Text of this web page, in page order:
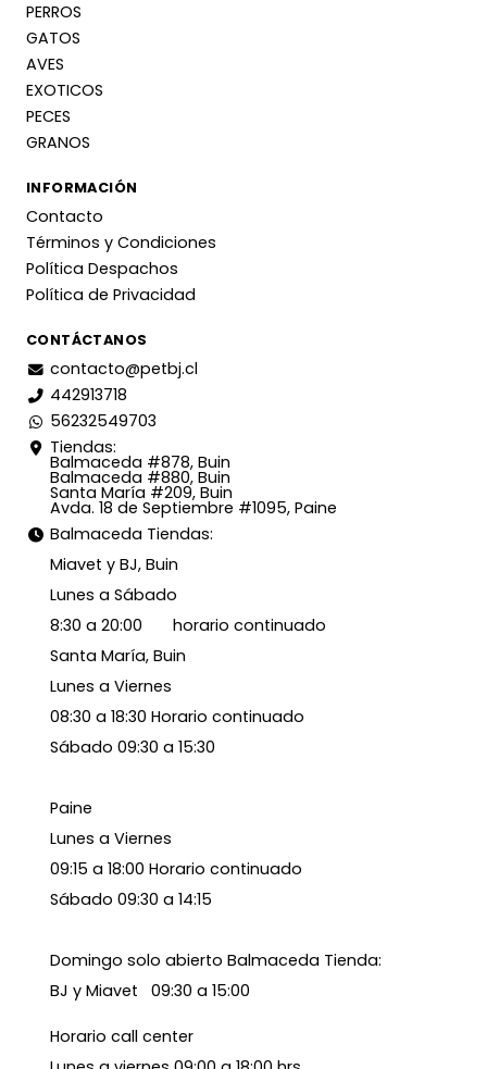
PERROS
GATOS
AVES
EXOTICOS
PECES
GRANOS
INFORMACIÓN
Contacto
Términos y Condiciones
Política Despachos
Política de Privacidad
CONTÁCTANOS
contacto@petbj.cl
442913718
56232549703
Tiendas:
Balmaceda #878, Buin
Balmaceda #880, Buin
Santa María #209, Buin
Avda. 18 de Septiembre #1095, Paine
Balmaceda Tiendas:
Miavet y BJ, Buin
Lunes a Sábado
8:30 a 20:00 horario continuado
Santa María, Buin
Lunes a Viernes
08:30 a 18:30 Horario continuado
Sábado 09:30 a 15:30
Paine
Lunes a Viernes
09:15 a 18:00 Horario continuado
Sábado 09:30 a 14:15
Domingo solo abierto Balmaceda Tienda:
BJ y Miavet 09:30 a 15:00
Horario call center